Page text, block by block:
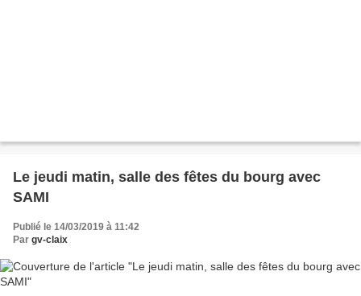
Le jeudi matin, salle des fêtes du bourg avec
SAMI
Publié le 14/03/2019 à 11:42
Par gv-claix